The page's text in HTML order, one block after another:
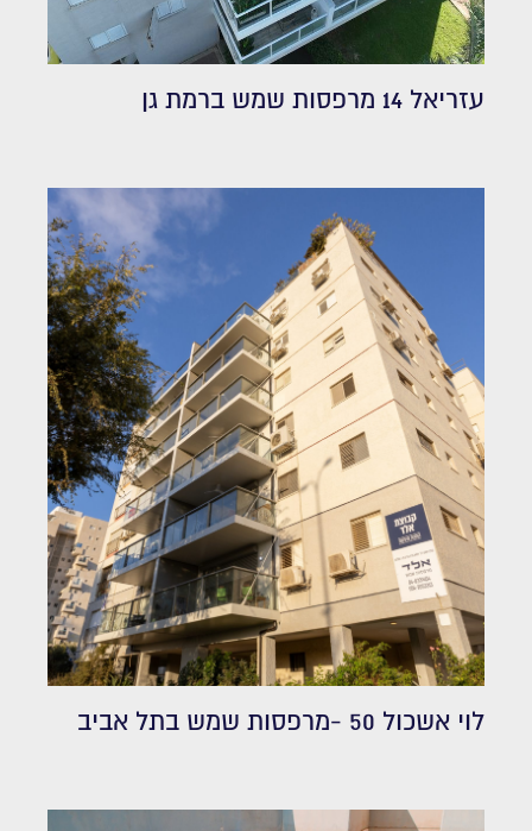
עזריאל 14 מרפסות שמש ברמת גן
לוי אשכול 50 -מרפסות שמש בתל אביב